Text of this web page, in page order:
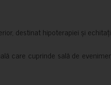
destinat hipoterapiei și
care cuprinde sală de